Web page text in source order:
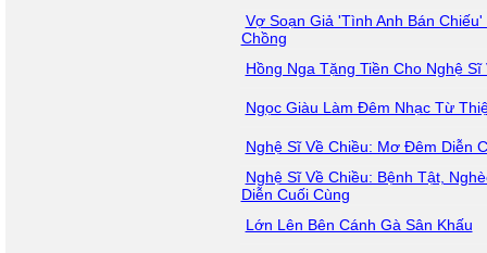
Vợ Soạn Giả 'Tình Anh Bán
Chồng
Hồng Nga Tặng Tiền Cho Nghệ Sĩ
Ngọc Giàu Làm Đêm Nhạc Từ
Nghệ Sĩ Về Chiều: Mơ Đêm Diễn
Nghệ Sĩ Về Chiều: Bệnh Tật,
Diễn Cuối Cùng
Lớn Lên Bên Cánh Gà Sân Khấu